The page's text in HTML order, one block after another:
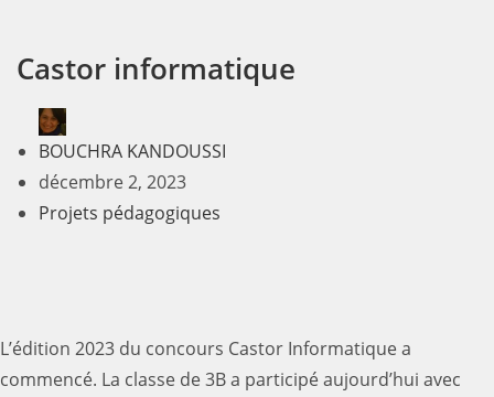
Castor informatique
BOUCHRA KANDOUSSI
décembre 2, 2023
Projets pédagogiques
L’édition 2023 du concours Castor Informatique a
commencé. La classe de 3B a participé aujourd’hui avec